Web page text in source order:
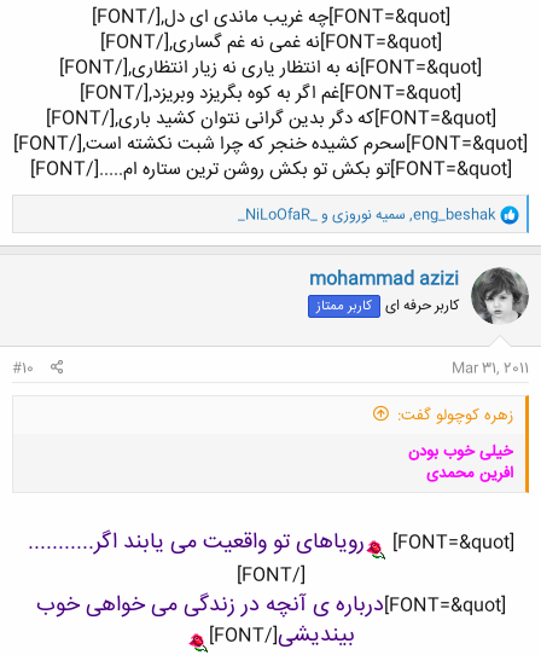
[FONT=&quot] چه غریب ماندی ای دل,[/FONT]​
[FONT=&quot]
نه غمی نه غم گساری,[/FONT]​
[FONT=&quot]
نه به انتظار یاری نه زیار انتظاری,[/FONT]​
[FONT=&quot]
غم اگر به کوه بگریزد وبریزد,[/FONT]​
[FONT=&quot]
که دگر بدین گرانی نتوان کشید باری,[/FONT]​
[FONT=&quot]
سحرم کشیده خنجر که چرا شبت نکشته است,[/FONT]​
[FONT=&quot]
تو بکش تو بکش روشن ترین ستاره ام.....[/FONT]​
و
ا
ک
ن
ش
ه
ا
eng_beshak
, سمیه نوروزی و _NiLoOfaR_
mohammad azizi
کاربر حرفه ای کاربر ممتاز
Mar 31, 2011
#10
زهره کوچولو گفت:
خیلی خوب بودن
افرین محمدی
کلیک کنید تا باز شود...
[FONT=&quot] رویاهای تو واقعیت می یابند اگر...........
[/FONT]
[FONT=&quot]
درباره ی آنچه در زندگی می خواهی خوب
بیندیشی[/FONT]